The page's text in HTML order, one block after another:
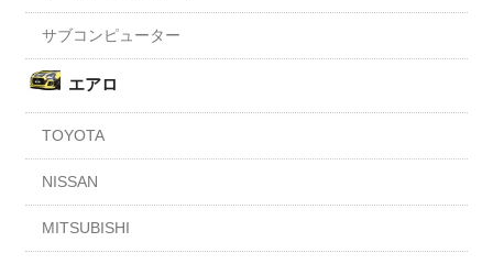
サブコンピューター
エアロ
TOYOTA
NISSAN
MITSUBISHI